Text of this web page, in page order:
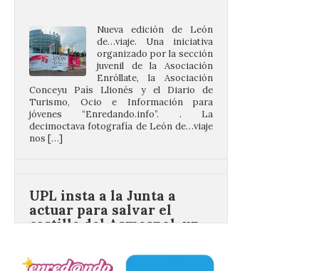
organizado por la sección
juvenil de la Asociación
Enróllate, la Asociación
Conceyu País Llionés y el Diario de
Turismo, Ocio e Información para
jóvenes “Enredando.info”. . La
decimoctava fotografía de León de…viaje
nos […]
castillo del Asmesnal, un
BIC en estado de ruina